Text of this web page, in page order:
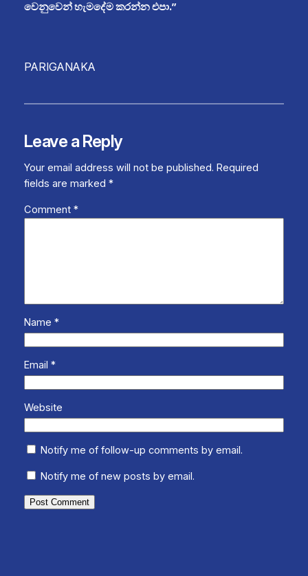
වෙනුවෙන් හැමදේම කරන්න එපා.”
PARIGANAKA
Leave a Reply
Your email address will not be published. Required
fields are marked *
Comment *
Name *
Email *
Website
Notify me of follow-up comments by email.
Notify me of new posts by email.